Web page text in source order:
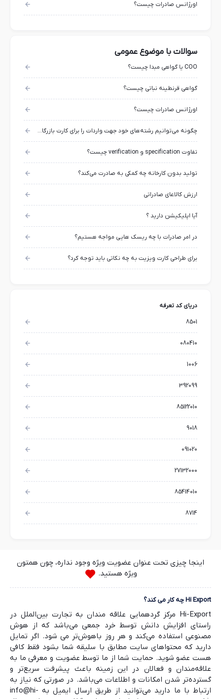
اورژانس صادرات چیست؟
سوالات با موضوع عمومی
COO یا گواهی مبدا چیست؟
گواهی قرنطینه نباتی چیست؟
اورژانس صادرات چیست؟
چگونه می‌توانیم رشته‌های خود جهت واردات را برای کارت بازرگانی انتخاب کنیم؟
تفاوت specification و verification چیست؟
تولید بدون کارخانه چه کمکی به صادرت می‌کند؟
ارزش کالاعای صادراتی
آیا اپلیکیشن دارید ؟
در امر صادرات با چه ریسک هایی مواجه هستیم؟
برای طراحی کارت ویزیت به چه نکاتی باید توجه کرد؟
دریای کد تعرفه
8501
080410
1006
392099
85122010
9018
091020
27132000
85414010
8714
اینجا چیزی تحت عنوان عضویت ویژه وجود نداره، چون همتون
ویژه هستید.
Hi Export چه کار می کند؟
Hi-Export مرکز گردهمایی علاقه مندان به تجارت بین‌الملل در
راستای افزایش دانش توسط خرد جمعی می‌باشد که از هوش
مصنوعی استفاده می‌کند و هر روز باهوش‌تر می شود. اگر تمایل
دارید که محتواهای سایت مطابق با سلیقه شما بشود فقط کافی
هست عضو شوید. حمایت شما از ما توسط عضویت و معرفی ما به
علاقه‌مندان و فعالان در این زمینه باعث پیشرفت سریع‌تر و
گسترده‌تر شدن امکانات و اطلاعات می‌باشد. در صورتی که نیاز به
ارتباط با ما دارید می‌توانید از طریق ارسال ایمیل به info@hi-